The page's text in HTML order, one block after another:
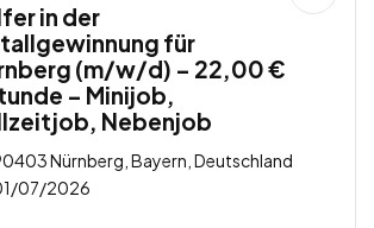
in der
für
(m/w/d) – 22,00 €
– Minijob,
Nebenjob
Nürnberg, Bayern, Deutschland
07/2026